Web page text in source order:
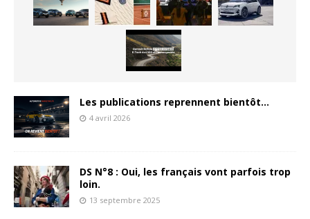
Les publications reprennent bientôt…
4 avril 2026
DS N°8 : Oui, les français vont parfois trop
loin.
13 septembre 2025